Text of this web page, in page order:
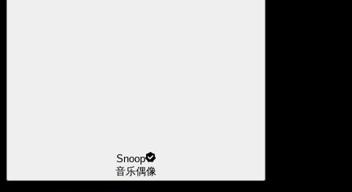
Snoop
音乐偶像